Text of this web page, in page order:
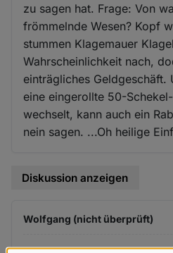
zu sagen hat. Frage: Von
frömmelnde Wesen? Kopf
stummen Klagemauer
Wahrscheinlichkeit nach,
einträgliches Geldgeschäft.
eine eingerollte 50-
wechselt, kann auch ein
nein sagen. ...Oh heilige
Diskussion anzeigen
Wolfgang (nicht überprüft)